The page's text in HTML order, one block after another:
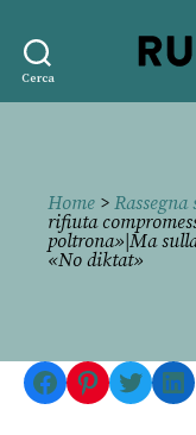
Cerca
Home > Rassegna
rifiuta
poltrona»|Ma
«No diktat»
Facebook
Pinterest
Twitter